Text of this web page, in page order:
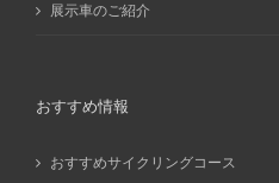
展示車のご紹介
おすすめ情報
おすすめサイクリングコース